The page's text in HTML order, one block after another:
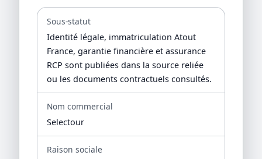
Sous-statut
Identité légale, immatriculation Atout
France, garantie financière et assurance
RCP sont publiées dans la source reliée
ou les documents contractuels consultés.
Nom commercial
Selectour
Raison sociale